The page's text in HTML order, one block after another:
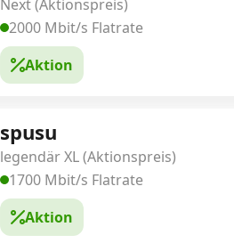
Next (Aktionspreis)
2000 Mbit/s Flatrate
Aktion
spusu
legendär XL (Aktionspreis)
1700 Mbit/s Flatrate
Aktion